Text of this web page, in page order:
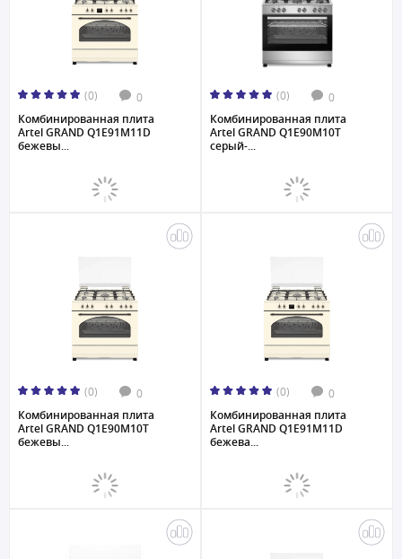
(0) 0
Комбинированная плита
Artel GRAND Q1E91M11D
бежевы...
(0) 0
Комбинированная плита
Artel GRAND Q1E90M10T
серый-...
(0) 0
Комбинированная плита
Artel GRAND Q1E90M10T
бежевы...
(0) 0
Комбинированная плита
Artel GRAND Q1E91M11D
бежева...